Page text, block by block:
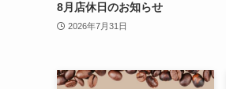
8月店休日のお知らせ
2026年7月31日